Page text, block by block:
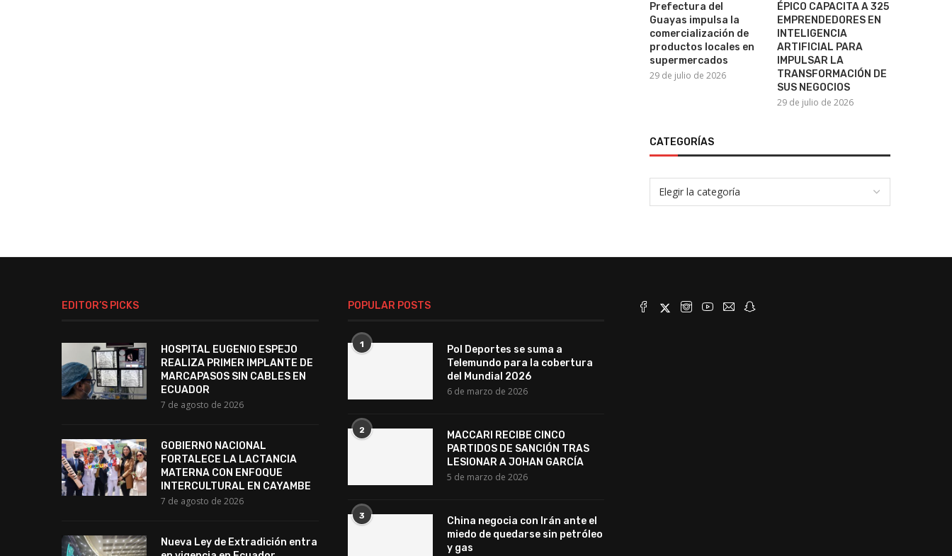
Prefectura del
Guayas impulsa la
comercialización de
productos locales en
supermercados
29 de julio de 2026
ÉPICO CAPACITA A 325
EMPRENDEDORES EN
INTELIGENCIA
ARTIFICIAL PARA
IMPULSAR LA
TRANSFORMACIÓN DE
SUS NEGOCIOS
29 de julio de 2026
CATEGORÍAS
EDITOR’S PICKS
HOSPITAL EUGENIO ESPEJO
REALIZA PRIMER IMPLANTE DE
MARCAPASOS SIN CABLES EN
ECUADOR
7 de agosto de 2026
GOBIERNO NACIONAL
FORTALECE LA LACTANCIA
MATERNA CON ENFOQUE
INTERCULTURAL EN CAYAMBE
7 de agosto de 2026
Nueva Ley de Extradición entra
POPULAR POSTS
1
Pol Deportes se suma a
Telemundo para la cobertura
del Mundial 2026
6 de marzo de 2026
2
MACCARI RECIBE CINCO
PARTIDOS DE SANCIÓN TRAS
LESIONAR A JOHAN GARCÍA
5 de marzo de 2026
3
China negocia con Irán ante el
miedo de quedarse sin petróleo
y gas